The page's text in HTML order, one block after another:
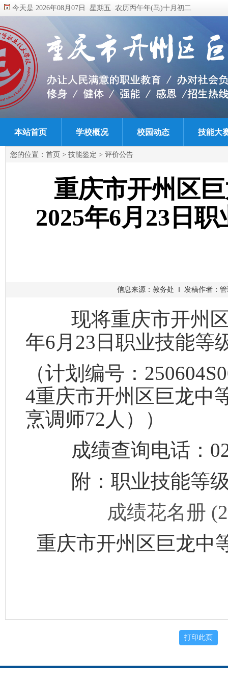
今天是 2026年08月07日 星期五 农历丙午年(马)十月初二
本站首页 学校概况 校园动态 技能大
您的位置： 首页 > 技能鉴定 > 评价公告
重庆市开州区
2025年6月23日
信息来源：教务处 ‖ 发稿作者：
现将重庆市开州区
年6月 23 日职业技能等
（计划编号：
4重庆市开州区巨龙中
烹调师72 人））
成绩查询电话：
附：职业技能等级
成绩花名册
重庆市开州区巨龙中